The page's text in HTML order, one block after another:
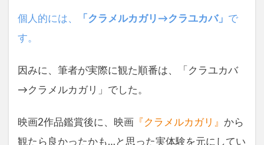
個人的には、 「クラメルカガリ→クラユカバ」 で
す。
因みに、筆者が実際に観た順番は、「クラユカバ
→クラメルカガリ」でした。
映画2作品鑑賞後に、映画 『クラメルカガリ』 から
観たら良かったかも…と思った実体験を元にしてい